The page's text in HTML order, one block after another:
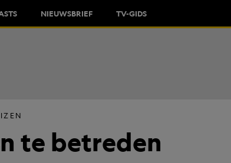
NIEUWSBRIEF TV-GIDS
te betreden